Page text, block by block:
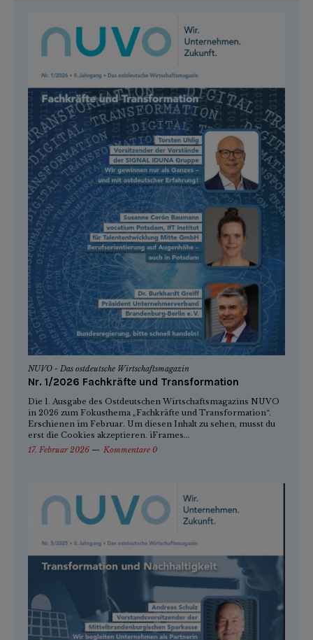
NUVO - Das ostdeutsche Wirtschaftsmagazin
Nr. 1/2026 Fachkräfte und Transformation
Die 1. Ausgabe des Ostdeutschen Wirtschaftsmagazins NUVO
in 2026 zum Fokusthema „Fachkräfte und Transformation“.
Erschienen im Februar. Um diesen Inhalt zu sehen, musst du
erst die Cookies akzeptieren. iFrames...
17. Februar 2026
Kommentare 0